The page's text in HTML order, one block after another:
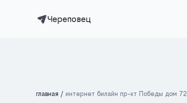
Череповец
главная интернет билайн пр-кт Победы дом 72